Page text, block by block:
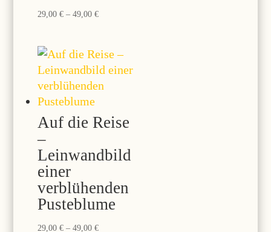
29,00€ –49,00€Preisspanne:
49,00 €
Auf die Reise
–
Leinwandbild
einer
verblühenden
Pusteblume
29,00€ –49,00€Preisspanne: